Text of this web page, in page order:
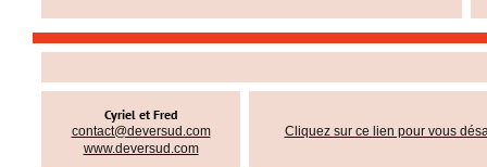
Cyriel et Fred
contact@deversud.com
www.deversud.com
Cliquez sur ce lien pour vous